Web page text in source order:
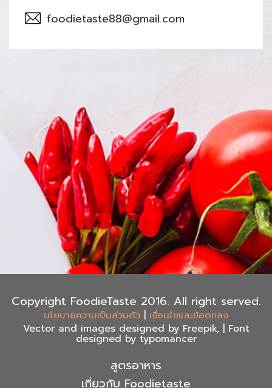
foodietaste88@gmail.com
Copyright FoodieTaste 2016. All right served.
นโยบายความเป็นส่วนตัว | เงื่อนไขและข้อตกลง
Vector and images designed by Freepik, | Font
designed by typomancer
สูตรอาหาร
เกี่ยวกับ Foodietaste